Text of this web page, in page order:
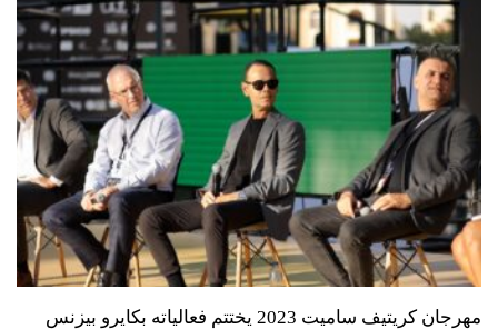
مهرجان كريتيف ساميت 2023 يختتم فعالياته بكايرو بيزنس